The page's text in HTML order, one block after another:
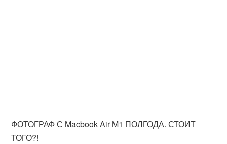
ФОТОГРАФ С Macbook Air M1 ПОЛГОДА. СТОИТ
ТОГО?!